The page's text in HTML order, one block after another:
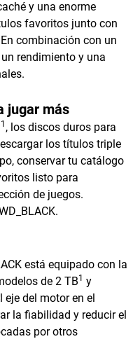
y una enorme
favoritos junto con
combinación con un
rendimiento y una
jugar más
1 , los discos duros para
los títulos triple
conservar tu catálogo
listo para
de juegos.
está equipado con la
de 2 TB1 y
eje del motor en el
la fiabilidad y reducir el
por otros